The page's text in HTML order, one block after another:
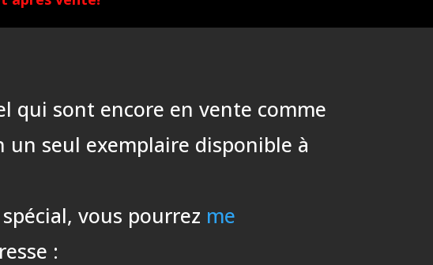
qui sont encore en vente comme
seul exemplaire disponible à
vous pourrez me
: